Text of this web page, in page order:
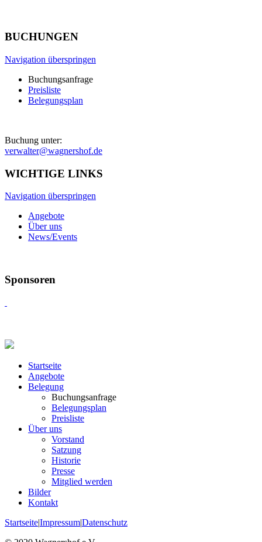
BUCHUNGEN
Navigation überspringen
Buchungsanfrage
Preisliste
Belegungsplan
Buchung unter:
verwalter@wagnershof.de
WICHTIGE LINKS
Navigation überspringen
Angebote
Über uns
News/Events
Sponsoren
Startseite
Angebote
Belegung
Buchungsanfrage
Belegungsplan
Preisliste
Über uns
Vorstand
Satzung
Historie
Presse
Mitglied werden
Bilder
Kontakt
Startseite|Impressum|Datenschutz